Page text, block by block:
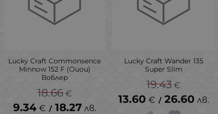
Lucky Craft Commonsence
Minnow 152 F (Ouou)
Воблер
18.66 €
9.34 € / 18.27 лв.
Lucky Craft Wander 135
Super Slim
19.43€
13.60 € / 26.60 лв.